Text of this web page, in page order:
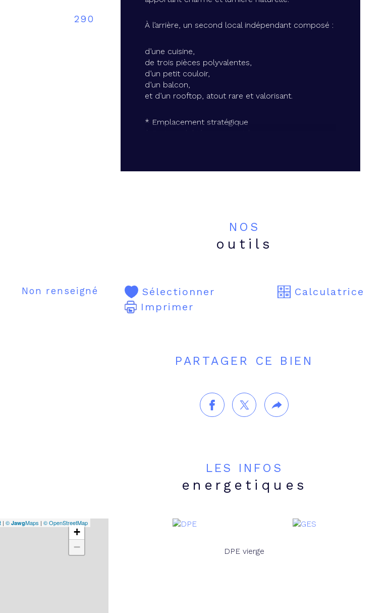
290
À l’arrière, un second local indépendant composé :
d’une cuisine,
de trois pièces polyvalentes,
d’un petit couloir,
d’un balcon,
et d’un rooftop, atout rare et valorisant.
* Emplacement stratégique
Non renseigné
NOS
outils
Sélectionner
Calculatrice
Imprimer
PARTAGER CE BIEN
+
−
|©JawgMaps |© OpenStreetMap
LES INFOS
energetiques
DPE vierge